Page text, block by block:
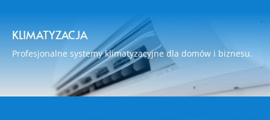
KLIMATYZACJA
Profesjonalne systemy klimatyzacyjne dla domów i biznesu.